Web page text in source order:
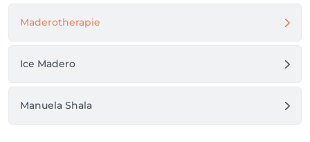
Maderotherapie
Ice Madero
Manuela Shala